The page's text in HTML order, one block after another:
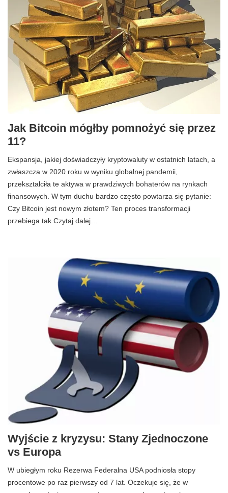
Jak Bitcoin mógłby pomnożyć się przez
11?
Ekspansja, jakiej doświadczyły kryptowaluty w ostatnich latach, a
zwłaszcza w 2020 roku w wyniku globalnej pandemii,
przekształciła te aktywa w prawdziwych bohaterów na rynkach
finansowych. W tym duchu bardzo często powtarza się pytanie:
Czy Bitcoin jest nowym złotem? Ten proces transformacji
przebiega tak Czytaj dalej…
Wyjście z kryzysu: Stany Zjednoczone
vs Europa
W ubiegłym roku Rezerwa Federalna USA podniosła stopy
procentowe po raz pierwszy od 7 lat. Oczekuje się, że w